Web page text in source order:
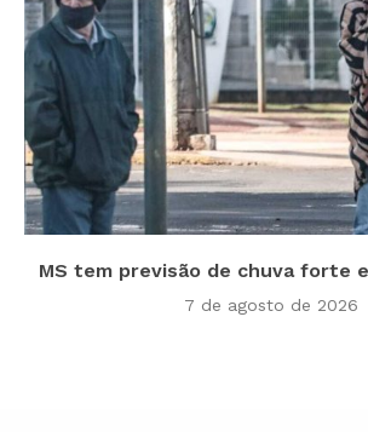
MS tem previsão de chuva forte
7 de agosto de 2026